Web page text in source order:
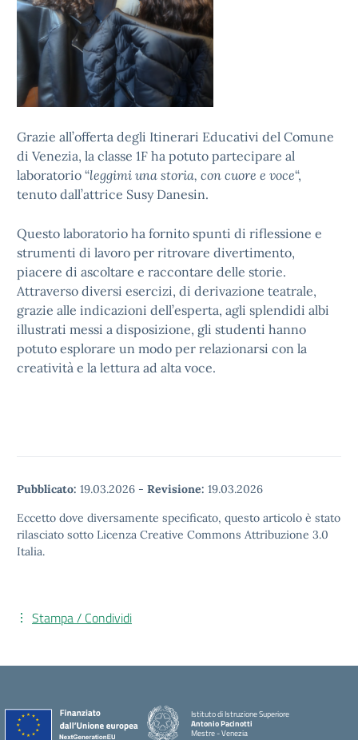
Grazie all’offerta degli Itinerari Educativi del Comune
di Venezia, la classe 1F ha potuto partecipare al
laboratorio “leggimi una storia, con cuore e voce“,
tenuto dall’attrice Susy Danesin.
Questo laboratorio ha fornito spunti di riflessione e
strumenti di lavoro per ritrovare divertimento,
piacere di ascoltare e raccontare delle storie.
Attraverso diversi esercizi, di derivazione teatrale,
grazie alle indicazioni dell’esperta, agli splendidi albi
illustrati messi a disposizione, gli studenti hanno
potuto esplorare un modo per relazionarsi con la
creatività e la lettura ad alta voce.
Pubblicato: 19.03.2026 - Revisione: 19.03.2026
Eccetto dove diversamente specificato, questo articolo è stato
rilasciato sotto Licenza Creative Commons Attribuzione 3.0
Italia.
Stampa / Condividi
Istituto di Istruzione Superiore
Antonio Pacinotti
Mestre - Venezia